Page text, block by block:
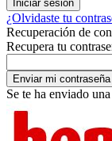
¿Olvidaste tu
Recuperación de
Recupera tu
Se te ha enviado